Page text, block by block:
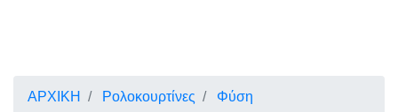
ΑΡΧΙΚΗ Ρολοκουρτίνες Φύση